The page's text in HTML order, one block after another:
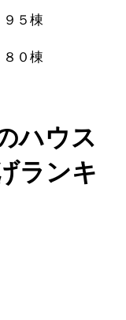
棟
棟
ハウス
ランキ